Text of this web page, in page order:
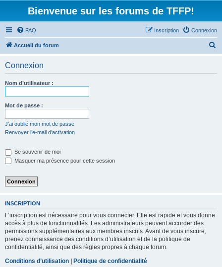
Bienvenue sur les forums de TFFP!
FAQ Connexion
Inscription
Accueil du forum
Connexion
Nom d’utilisateur :
Mot de passe :
J’ai oublié mon mot de passe
Renvoyer l’e-mail d’activation
Se souvenir de moi
Masquer ma présence pour cette session
INSCRIPTION
L’inscription est nécessaire pour vous connecter. Elle est rapide et vous donne
accès à plus de fonctionnalités. Les administrateurs peuvent accorder des
permissions supplémentaires aux membres inscrits. Avant de vous inscrire,
prenez connaissance des conditions d’utilisation et de la politique de
confidentialité, ainsi que des règles propres à chaque forum.
Conditions d’utilisation | Politique de confidentialité